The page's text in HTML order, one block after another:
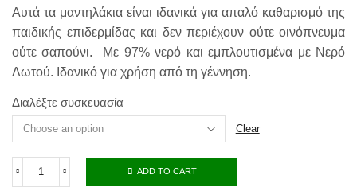
Αυτά τα μαντηλάκια είναι ιδανικά για απαλό καθαρισμό της
παιδικής επιδερμίδας και δεν περιέχουν ούτε οινόπνευμα
ούτε σαπούνι. Με 97% νερό και εμπλουτισμένα με Νερό
Λωτού. Ιδανικό για χρήση από τη γέννηση.
Διαλέξτε συσκευασία
Clear
ADD TO CART